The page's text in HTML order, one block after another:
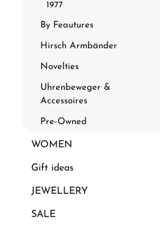
1977
By Feautures
Hirsch Armbänder
Novelties
Uhrenbeweger &
Accessoires
Pre-Owned
WOMEN
Gift ideas
JEWELLERY
SALE